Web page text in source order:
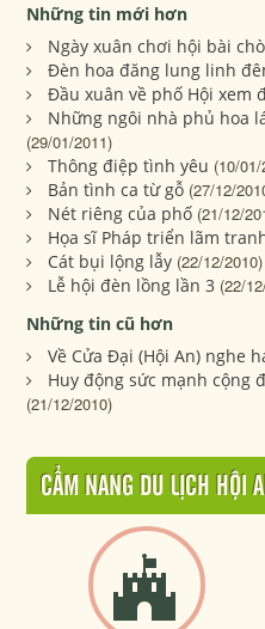
Những tin mới hơn
Ngày xuân chơi hội bài
Đèn hoa đăng lung linh
Đầu xuân về phố Hội xem
Những ngôi nhà phủ hoa
(29/01/2011)
Thông điệp tình yêu (10/
Bản tình ca từ gỗ (27/12/
Nét riêng của phố (21/12/
Họa sĩ Pháp triển lãm
Cát bụi lộng lẫy (22/12/2010)
Lễ hội đèn lồng lần 3 (22/
Những tin cũ hơn
Về Cửa Đại (Hội An) nghe
Huy động sức mạnh cộng
(21/12/2010)
CẨM NANG DU LỊCH HỘI